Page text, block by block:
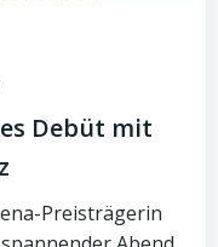
Debüt mit
Preisträgerin